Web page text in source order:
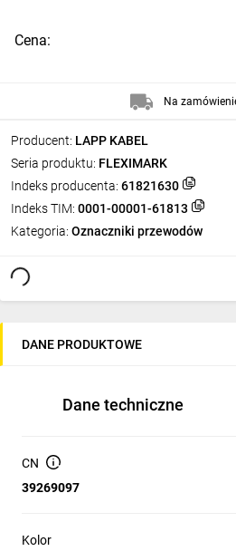
Producent: LAPP KABEL
Seria produktu: FLEXIMARK
Indeks producenta: 61821630
Indeks TIM: 0001-00001-61813
Kategoria: Oznaczniki przewodów
Cena:
Na
DANE PRODUKTOWE
Dane techniczne
CN
39269097
Kolor